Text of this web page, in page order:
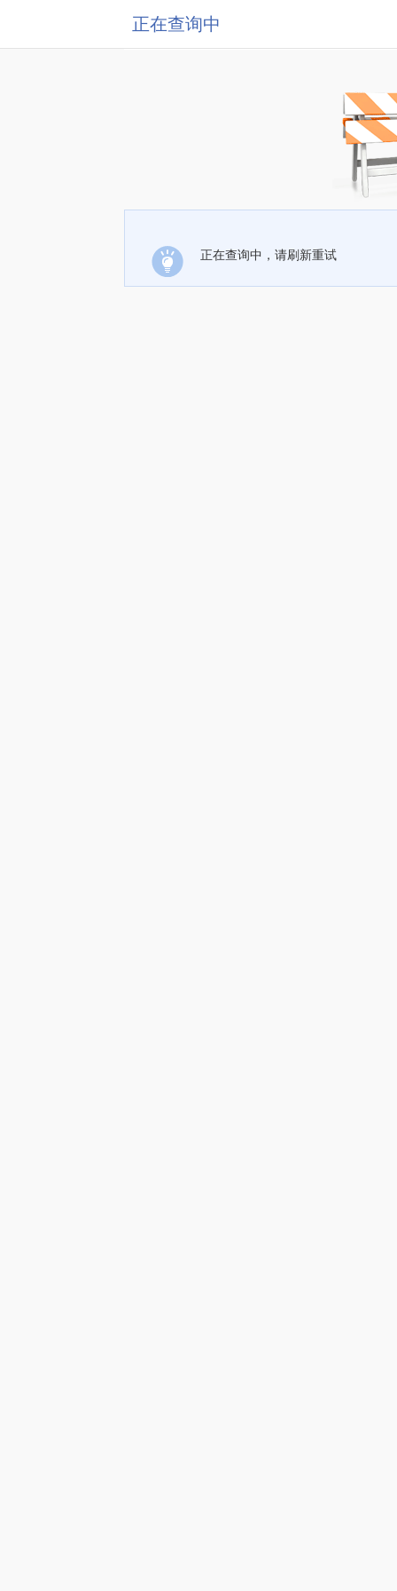
正在查询中
正在查询中，请刷新重试